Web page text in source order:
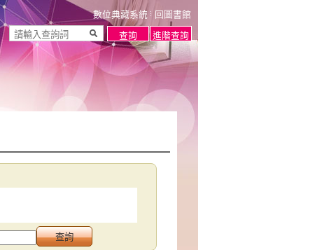
數位典藏系統 回圖書館